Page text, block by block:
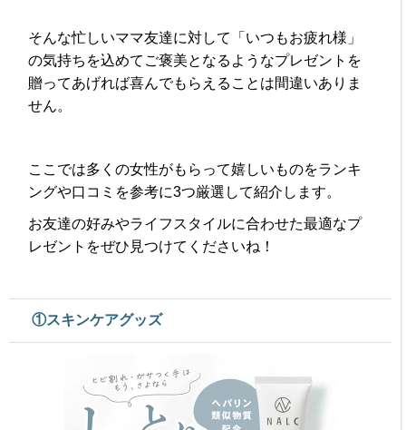
そんな忙しいママ友達に対して「いつもお疲れ様」
の気持ちを込めてご褒美となるようなプレゼントを
贈ってあげれば喜んでもらえることは間違いありま
せん。
ここでは多くの女性がもらって嬉しいものをランキ
ングや口コミを参考に3つ厳選して紹介します。
お友達の好みやライフスタイルに合わせた最適なプ
レゼントをぜひ見つけてくださいね！
①スキンケアグッズ